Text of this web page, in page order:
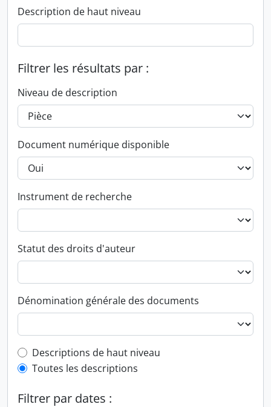
Description de haut niveau
Filtrer les résultats par :
Niveau de description
Document numérique disponible
Instrument de recherche
Statut des droits d'auteur
Dénomination générale des documents
Top-level description filter
Descriptions de haut niveau
Toutes les descriptions
Filtrer par dates :